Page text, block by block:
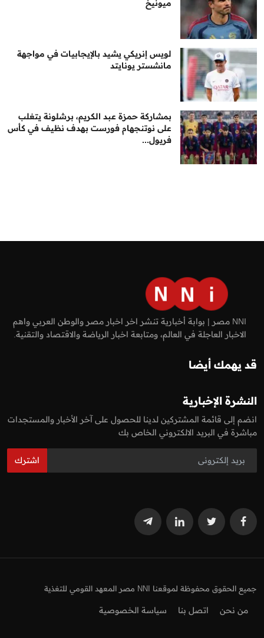
ميونيخ
لويس إنريكي يشيد بالإيجابيات في مواجهة
مانشستر يونايتد
بمشاركة حمزة عبد الكريم، برشلونة يتغلب
على نوتنجهام فورست بهدف نظيف في كأس
فريول...
NNI مصر | بوابة أخبارية تنشر اخر اخبار مصر والوطن العربي واهم
الاخبار العاجلة في العالم، ومتابعة اخبار الرياضة والاقتصاد والتقنية.
قد يهمك أيضا
النشرة الإخبارية
انضم إلى قائمة المشتركين لدينا للحصول على آخر الأخبار والمستجدات
مباشرة في البريد الالكتروني الخاص بك
اشترك
جميع الحقوق محفوظة لموقعنا NNI مصر المعهد القومي للتغذية
من نحن اتصل بنا سياسة الخصوصية